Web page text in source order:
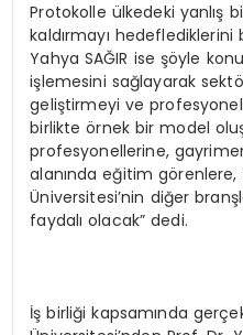
Protokolle ülkedeki yanlış
kaldırmayı hedeflediklerini
Yahya SAĞIR ise şöyle
işlemesini sağlayarak
geliştirmeyi ve
birlikte örnek bir model
profesyonellerine,
alanında eğitim
Üniversitesi’nin diğer
faydalı olacak” dedi.
İş birliği kapsamında